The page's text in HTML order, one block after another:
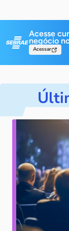
Acesse
negócio
Acessar